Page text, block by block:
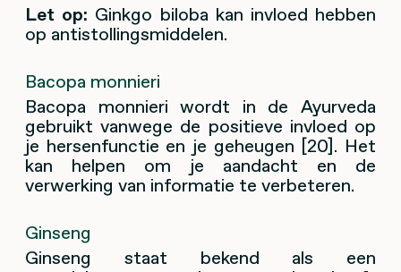
Let op: Ginkgo biloba kan invloed hebben
op antistollingsmiddelen.
Bacopa monnieri
Bacopa monnieri wordt in de Ayurveda
gebruikt vanwege de positieve invloed op
je hersenfunctie en je geheugen [20]. Het
kan helpen om je aandacht en de
verwerking van informatie te verbeteren.
Ginseng
Ginseng staat bekend als een